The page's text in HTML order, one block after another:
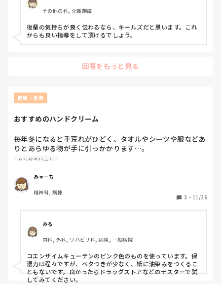
その他の科, 介護施設
後輩の気持ちが良く伝わるなら、キールズだと思います。これ
からも良い指導をして頂けるでしょう。
回答をもっと見る
健康・美容
おすすめのハンドクリーム
毎年冬になると手荒れがひどく、タオルやシーツや服などあ
りとあらゆる物が手に引っかかります…。
感染症対策で手洗いの回数やアルコール消毒が増え、より荒
ベタつかないものや保湿効果の高いものなど、皆さんのおす
すめのハンドクリームがあれば教えてください！
ハンドクリーム
みゃーち
精神科, 病棟
3 ・ 11/26
みる
内科, 外科, リハビリ科, 病棟, 一般病院
コエンザイムキューテンのピンク色のものを使っています。保
湿力は程々ですが、ベタつきが少なく、紙に油染みをつくるこ
ともないです。良かったらドラッグストアなどのテスターで試
してみてください。